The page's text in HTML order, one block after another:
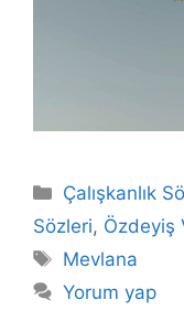
Kategoriler
Çalışkanlık
Sözleri, Özdeyiş
Etiketler
Mevlana
Yorum yap